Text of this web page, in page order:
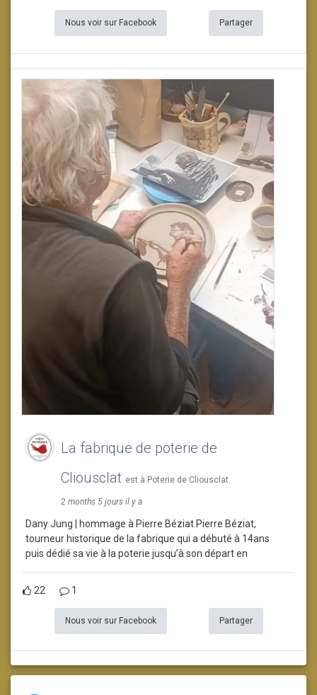
Nous voir sur Facebook Partager
La fabrique de poterie de
Cliousclat est à Poterie de Cliousclat.
2 months 5 jours il y a
Dany Jung | hommage à Pierre Béziat Pierre Béziat,
tourneur historique de la fabrique qui a débuté à 14ans
puis dédié sa vie à la poterie jusqu’à son départ en
22 1
Nous voir sur Facebook Partager